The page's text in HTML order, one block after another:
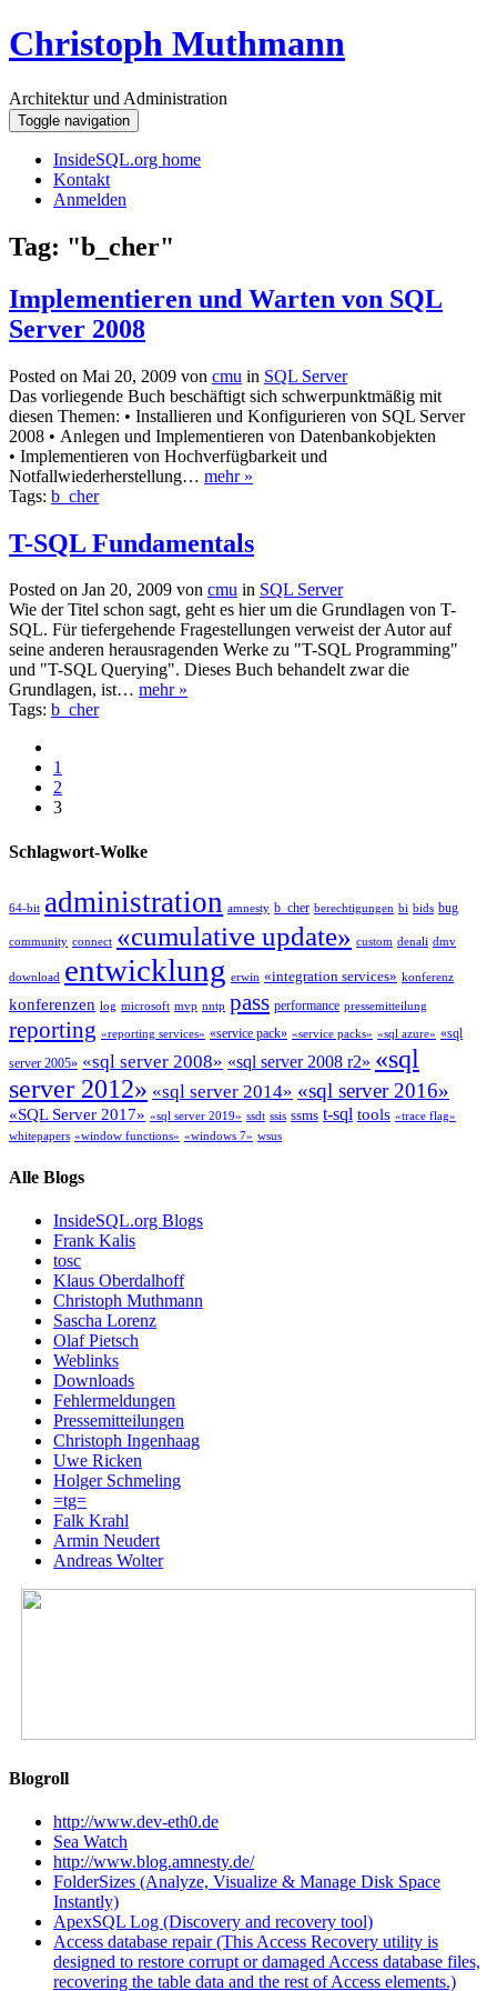
Christoph Muthmann
Architektur und Administration
Toggle navigation
InsideSQL.org home
Kontakt
Anmelden
Tag: "b_cher"
Implementieren und Warten von SQL
Server 2008
Posted on Mai 20, 2009 von cmu in SQL Server
Das vorliegende Buch beschäftigt sich schwerpunktmäßig mit
diesen Themen: • Installieren und Konfigurieren von SQL Server
2008 • Anlegen und Implementieren von Datenbankobjekten
• Implementieren von Hochverfügbarkeit und
Notfallwiederherstellung… mehr »
Tags: b_cher
T-SQL Fundamentals
Posted on Jan 20, 2009 von cmu in SQL Server
Wie der Titel schon sagt, geht es hier um die Grundlagen von T-
SQL. Für tiefergehende Fragestellungen verweist der Autor auf
seine anderen herausragenden Werke zu "T-SQL Programming"
und "T-SQL Querying". Dieses Buch behandelt zwar die
Grundlagen, ist… mehr »
Tags: b_cher
1
2
3
Schlagwort-Wolke
64-bit administration amnesty b_cher berechtigungen bi bids bug
community connect «cumulative update» custom denali dmv
download entwicklung erwin «integration services» konferenz
konferenzen log microsoft mvp nntp pass performance pressemitteilung
reporting «reporting services» «service pack» «service packs» «sql azure» «sql
server 2005» «sql server 2008» «sql server 2008 r2» «sql
server 2012» «sql server 2014» «sql server 2016»
«SQL Server 2017» «sql server 2019» ssdt ssis ssms t-sql tools «trace flag»
whitepapers «window functions» «windows 7» wsus
Alle Blogs
InsideSQL.org Blogs
Frank Kalis
tosc
Klaus Oberdalhoff
Christoph Muthmann
Sascha Lorenz
Olaf Pietsch
Weblinks
Downloads
Fehlermeldungen
Pressemitteilungen
Christoph Ingenhaag
Uwe Ricken
Holger Schmeling
=tg=
Falk Krahl
Armin Neudert
Andreas Wolter
Blogroll
http://www.dev-eth0.de
Sea Watch
http://www.blog.amnesty.de/
FolderSizes (Analyze, Visualize & Manage Disk Space
Instantly)
ApexSQL Log (Discovery and recovery tool)
Access database repair (This Access Recovery utility is
designed to restore corrupt or damaged Access database files,
recovering the table data and the rest of Access elements.)